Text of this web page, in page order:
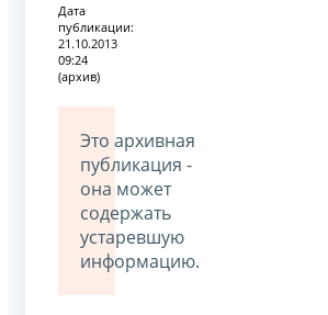
Дата
публикации:
21.10.2013
09:24
(архив)
Это архивная
публикация -
она может
содержать
устаревшую
информацию.